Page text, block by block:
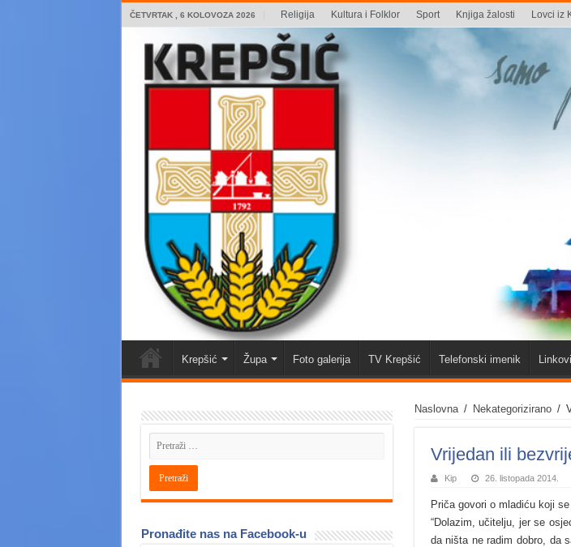
ČETVRTAK , 6 KOLOVOZA 2026 Religija Kultura i Folklor Sport Knjiga žalosti Lovci iz
Krepšić Župa Foto galerija TV Krepšić Telefonski imenik Linkovi
Naslovna / Nekategorizirano /
Vrijedan ili
Kip 26. listopada 2014.
Priča govori o mladiću koji
“Dolazim, učitelju, jer se
da ništa ne radim dobro, da
Pronađite nas na Facebook-u